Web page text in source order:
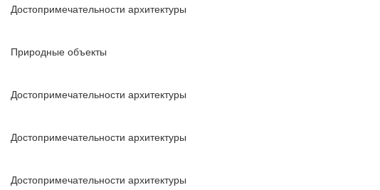
Достопримечательности архитектуры
Природные объекты
Достопримечательности архитектуры
Достопримечательности архитектуры
Достопримечательности архитектуры